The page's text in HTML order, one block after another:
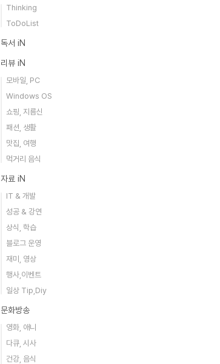
Thinking
ToDoList
독서 iN
리뷰 iN
모바일, PC
Windows OS
쇼핑, 지름신
패션, 생활
맛집, 여행
먹거리 음식
자료 iN
IT & 개발
성공 & 강연
상식, 학습
블로그 운영
재미, 영상
행사,이벤트
일상 Tip,Diy
문화방송
영화, 애니
다큐, 시사
건강, 음식